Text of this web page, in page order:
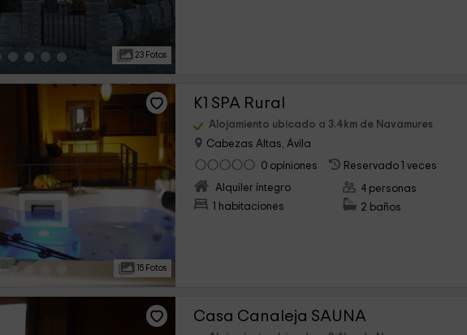
23 Fotos
›
15 Fotos
K1 SPA Rural
Alojamiento ubicado a 3.4km de Navamures
Cabezas Altas, Ávila
0 opiniones
Reservado 1 veces
Alquiler íntegro
1 habitaciones
4 personas
2 baños
Casa Canaleja SAUNA